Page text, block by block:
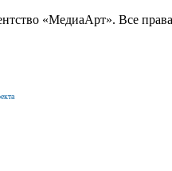
«МедиаАрт». Все